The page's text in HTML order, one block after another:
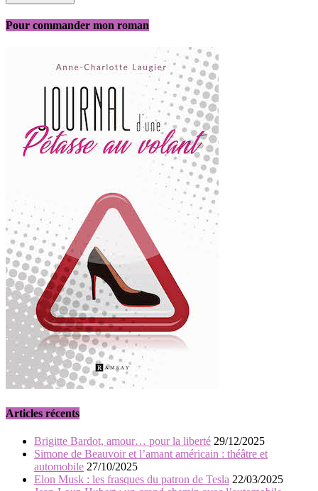
Pour commander mon roman
Articles récents
Brigitte Bardot, amour… pour la liberté 29/12/2025
Simone de Beauvoir et l’amant américain : théâtre et
automobile 27/10/2025
Elon Musk : les frasques du patron de Tesla 22/03/2025